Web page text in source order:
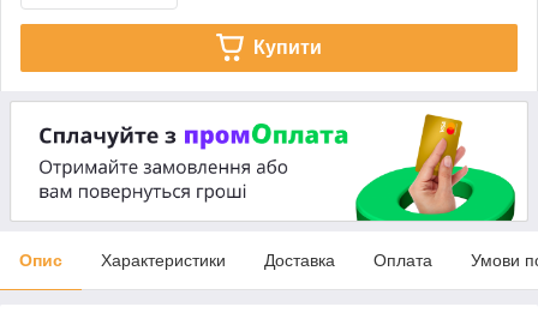
Купити
Опис Характеристики Доставка Оплата Умови